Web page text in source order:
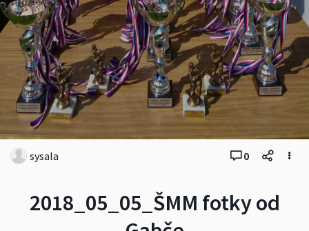
2018_05_05_ŠMM fotky od
sysala 0